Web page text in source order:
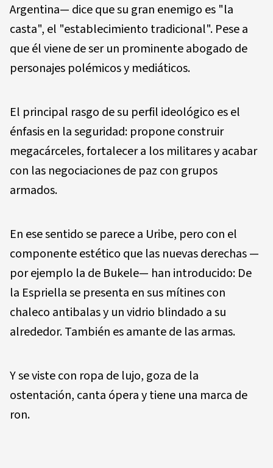
Argentina— dice que su gran enemigo es "la
casta", el "establecimiento tradicional". Pese a
que él viene de ser un prominente abogado de
personajes polémicos y mediáticos.
El principal rasgo de su perfil ideológico es el
énfasis en la seguridad: propone construir
megacárceles, fortalecer a los militares y acabar
con las negociaciones de paz con grupos
armados.
En ese sentido se parece a Uribe, pero con el
componente estético que las nuevas derechas —
por ejemplo la de Bukele— han introducido: De
la Espriella se presenta en sus mítines con
chaleco antibalas y un vidrio blindado a su
alrededor. También es amante de las armas.
Y se viste con ropa de lujo, goza de la
ostentación, canta ópera y tiene una marca de
ron.